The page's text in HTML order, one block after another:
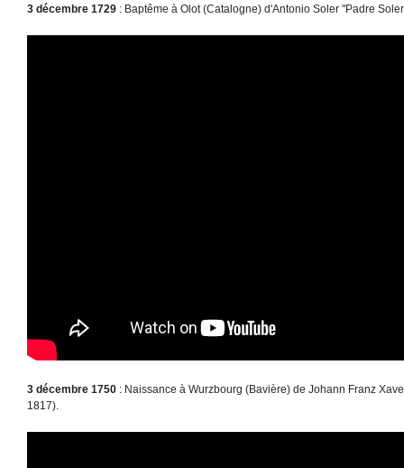
3 décembre 1729 : Baptême à Olot (Catalogne) d'Antonio Soler "Padre
3 décembre 1750 : Naissance à Wurzbourg (Bavière) de Johann Franz
1817).